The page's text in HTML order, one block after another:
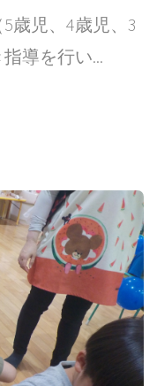
歳児、4歳児、3
導を行い...